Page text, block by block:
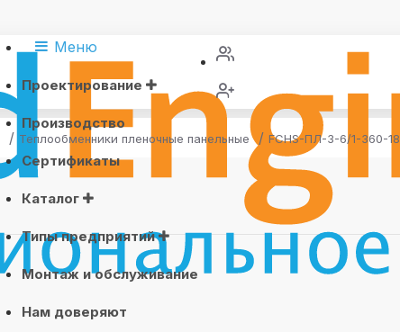
Меню
Проектирование
Производство
Сертификаты
Каталог
Типы предприятий
Монтаж и обслуживание
Нам доверяют
Теплообменники пленочные панельные FCHS-ПЛ-3-6/1-360-18